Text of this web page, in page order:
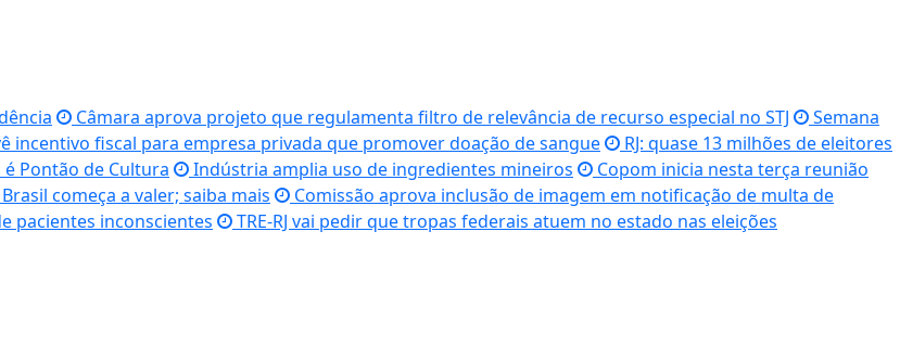
Câmara aprova projeto que regulamenta filtro de relevância de recurso especial no STJ
Semana
incentivo fiscal para empresa privada que promover doação de sangue
RJ: quase 13 milhões de eleitores
Pontão de Cultura Indústria amplia uso de ingredientes mineiros
Copom inicia nesta terça reunião
começa a valer; saiba mais
Comissão aprova inclusão de imagem em notificação de multa de
pacientes inconscientes
TRE-RJ vai pedir que tropas federais atuem no estado nas eleições